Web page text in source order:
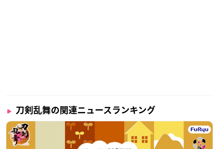
刀剣乱舞の関連ニュースランキング